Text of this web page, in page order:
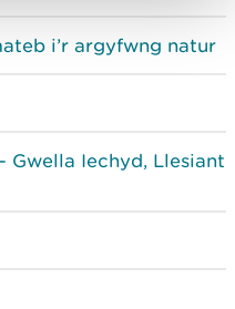
i’r argyfwng natur
Gwella Iechyd, Llesiant